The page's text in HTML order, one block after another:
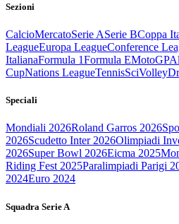
Sezioni
CalcioMercatoSerie ASerie BCoppa
LeagueEuropa LeagueConference
ItalianaFormula 1Formula EMotoGP
CupNations LeagueTennisSciVolley
Speciali
Mondiali 2026Roland Garros 2026
2026Scudetto Inter 2026Olimpiadi
2026Super Bowl 2026Eicma 2025
Riding Fest 2025Paralimpiadi Parigi
2024Euro 2024
Squadra Serie A